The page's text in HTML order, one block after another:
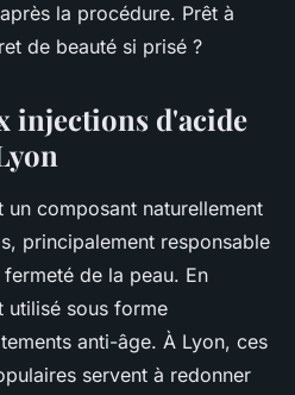
la procédure. Prêt à
de beauté si prisé ?
injections d'acide
composant naturellement
principalement responsable
de la peau. En
utilisé sous forme
anti-âge. À Lyon, ces
servent à redonner